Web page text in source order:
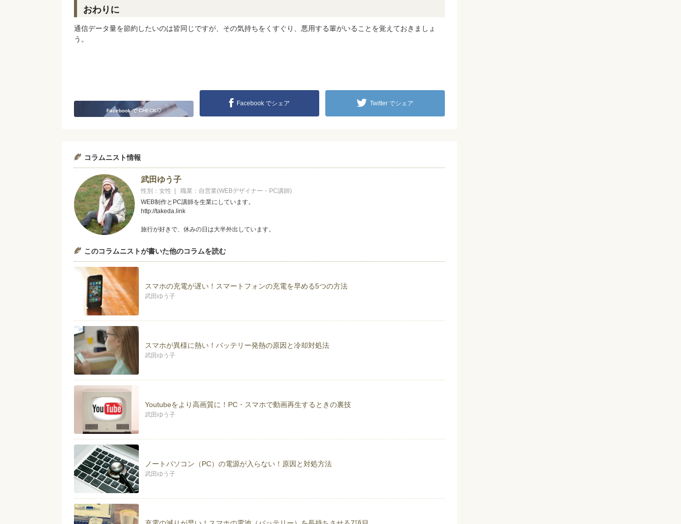
おわりに
通信データ量を節約したいのは皆同じですが、その気持ちをくすぐり、悪用する輩がいることを覚えておきましょ
う。
Facebook で CHECK♡
Facebook でシェア Twitter でシェア
コラムニスト情報
武田ゆう子
性別：女性 | 職業：自営業(WEBデザイナー・PC講師)
WEB制作とPC講師を生業にしています。
http://takeda.link
旅行が好きで、休みの日は大半外出しています。
このコラムニストが書いた他のコラムを読む
スマホの充電が遅い！スマートフォンの充電を早める5つの方法
武田ゆう子
スマホが異様に熱い！バッテリー発熱の原因と冷却対処法
武田ゆう子
Youtubeをより高画質に！PC・スマホで動画再生するときの裏技
武田ゆう子
ノートパソコン（PC）の電源が入らない！原因と対処方法
武田ゆう子